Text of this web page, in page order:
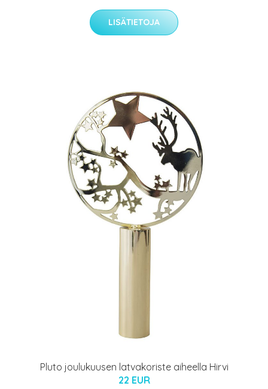
LISÄTIETOJA
Pluto joulukuusen latvakoriste aiheella Hirvi
22 EUR